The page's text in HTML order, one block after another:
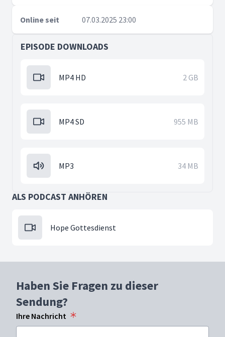
Online seit 07.03.2025 23:00
EPISODE DOWNLOADS
MP4 HD 2 GB
MP4 SD 955 MB
MP3 34 MB
ALS PODCAST ANHÖREN
Hope Gottesdienst
Haben Sie Fragen zu dieser
Sendung?
Ihre Nachricht